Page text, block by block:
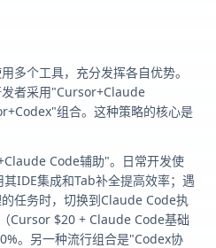
多个工具，充分发挥各自优势。
者采用"Cursor+Claude
组合。这种策略的核心是
Code辅助"。日常开发使
IDE集成和Tab补全提高效率；遇
任务时，切换到Claude Code执
Cursor $20 + Claude Code基础
。另一种流行组合是"Codex协